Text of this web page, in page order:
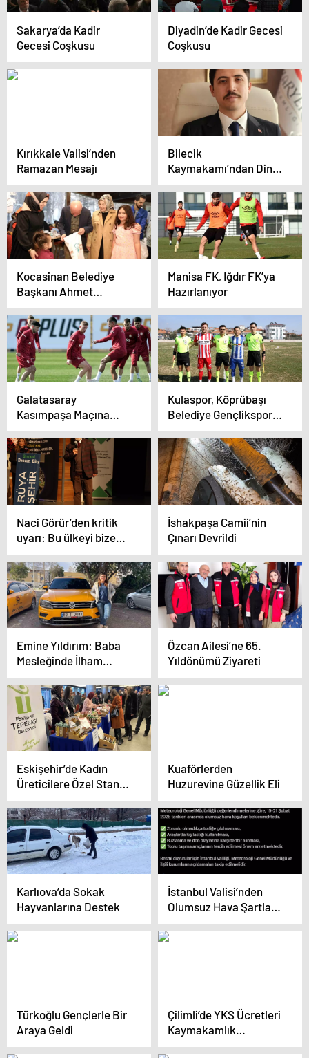
Sakarya’da Kadir
Gecesi Coşkusu
Diyadin’de Kadir Gecesi
Coşkusu
Kırıkkale Valisi’nden
Ramazan Mesajı
Bilecik
Kaymakamı’ndan Dini
Günlerde Dilencilere
Karşı Uyarı
Kocasinan Belediye
Başkanı Ahmet
Çolakbayrakdar, Yetim
Çocuklarla İftar Yaptı
Manisa FK, Iğdır FK’ya
Hazırlanıyor
Galatasaray
Kasımpaşa Maçına
Hazır
Kulaspor, Köprübaşı
Belediye Gençlikspor’u
3-0 Mağlup Etti
Naci Görür’den kritik
uyarı: Bu ülkeyi bize
yar etmezler
İshakpaşa Camii’nin
Çınarı Devrildi
Emine Yıldırım: Baba
Mesleğinde İlham
Veren Kadın
Özcan Ailesi’ne 65.
Yıldönümü Ziyareti
Eskişehir’de Kadın
Üreticilere Özel Stant
Açıldı
Kuaförlerden
Huzurevine Güzellik Eli
Karlıova’da Sokak
Hayvanlarına Destek
İstanbul Valisi’nden
Olumsuz Hava Şartları
Uyarısı
Türkoğlu Gençlerle Bir
Araya Geldi
Çilimli’de YKS Ücretleri
Kaymakamlık
Tarafından